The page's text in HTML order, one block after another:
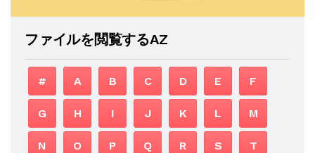
ファイルを閲覧するAZ
# A B C D E F
G H I J K L M
N O P Q R S T